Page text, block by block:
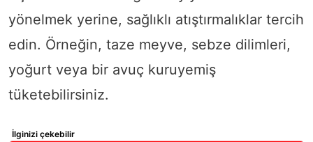
yönelmek yerine, sağlıklı atıştırmalıklar tercih
edin. Örneğin, taze meyve, sebze dilimleri,
yoğurt veya bir avuç kuruyemiş
tüketebilirsiniz.
İlginizi çekebilir